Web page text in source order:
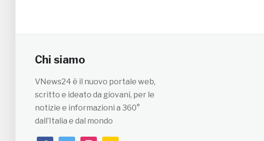
Chi siamo
VNews24 è il nuovo portale web,
scritto e ideato da giovani, per le
notizie e informazioni a 360°
dall’Italia e dal mondo